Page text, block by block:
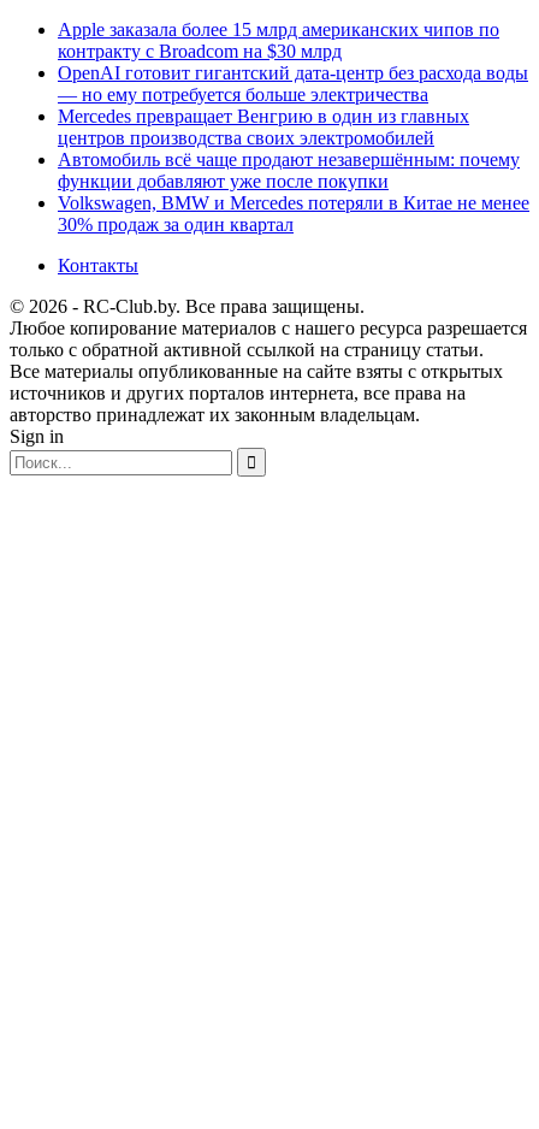
Apple заказала более 15 млрд американских чипов по
контракту с Broadcom на $30 млрд
OpenAI готовит гигантский дата-центр без расхода воды
— но ему потребуется больше электричества
Mercedes превращает Венгрию в один из главных
центров производства своих электромобилей
Автомобиль всё чаще продают незавершённым: почему
функции добавляют уже после покупки
Volkswagen, BMW и Mercedes потеряли в Китае не менее
30% продаж за один квартал
Контакты
© 2026 - RC-Club.by. Все права защищены.
Любое копирование материалов с нашего ресурса разрешается
только с обратной активной ссылкой на страницу статьи.
Все материалы опубликованные на сайте взяты с открытых
источников и других порталов интернета, все права на
авторство принадлежат их законным владельцам.
Sign in